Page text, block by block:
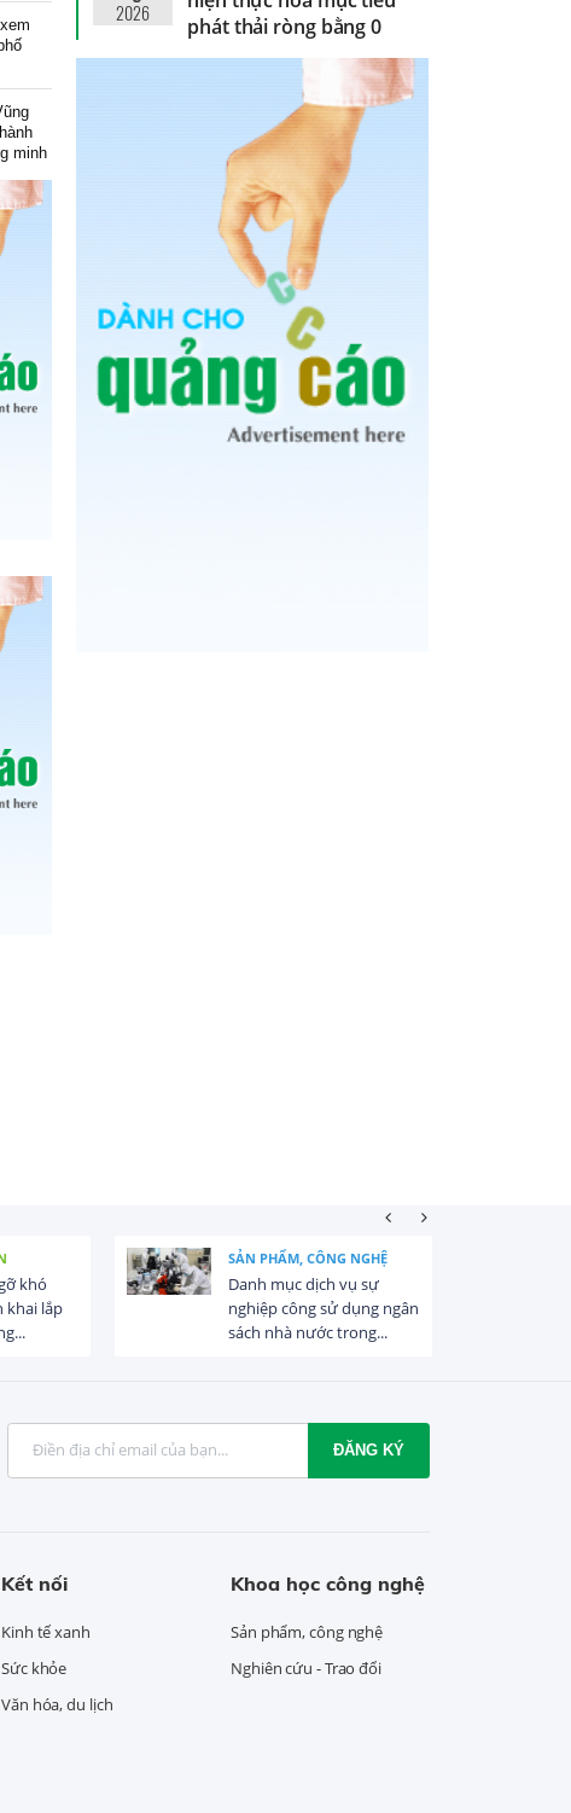
minh
2026
phát thải ròng bằng 0
khó
khai lắp
SẢN PHẨM, CÔNG NGHỆ
Danh mục dịch vụ sự
nghiệp công sử dụng ngân
sách nhà nước trong...
ĐĂNG KÝ
Kết nối
Kinh tế xanh
Sức khỏe
Văn hóa, du lịch
Khoa học công nghệ
Sản phẩm, công nghệ
Nghiên cứu - Trao đổi